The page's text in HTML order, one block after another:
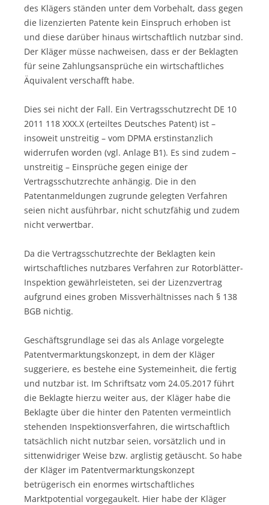
des Klägers ständen unter dem Vorbehalt, dass gegen
die lizenzierten Patente kein Einspruch erhoben ist
und diese darüber hinaus wirtschaftlich nutzbar sind.
Der Kläger müsse nachweisen, dass er der Beklagten
für seine Zahlungsansprüche ein wirtschaftliches
Äquivalent verschafft habe.
Dies sei nicht der Fall. Ein Vertragsschutzrecht DE 10
2011 118 XXX.X (erteiltes Deutsches Patent) ist –
insoweit unstreitig – vom DPMA erstinstanzlich
widerrufen worden (vgl. Anlage B1). Es sind zudem –
unstreitig – Einsprüche gegen einige der
Vertragsschutzrechte anhängig. Die in den
Patentanmeldungen zugrunde gelegten Verfahren
seien nicht ausführbar, nicht schutzfähig und zudem
nicht verwertbar.
Da die Vertragsschutzrechte der Beklagten kein
wirtschaftliches nutzbares Verfahren zur Rotorblätter-
Inspektion gewährleisteten, sei der Lizenzvertrag
aufgrund eines groben Missverhältnisses nach § 138
BGB nichtig.
Geschäftsgrundlage sei das als Anlage vorgelegte
Patentvermarktungskonzept, in dem der Kläger
suggeriere, es bestehe eine Systemeinheit, die fertig
und nutzbar ist. Im Schriftsatz vom 24.05.2017 führt
die Beklagte hierzu weiter aus, der Kläger habe die
Beklagte über die hinter den Patenten vermeintlich
stehenden Inspektionsverfahren, die wirtschaftlich
tatsächlich nicht nutzbar seien, vorsätzlich und in
sittenwidriger Weise bzw. arglistig getäuscht. So habe
der Kläger im Patentvermarktungskonzept
betrügerisch ein enormes wirtschaftliches
Marktpotential vorgegaukelt. Hier habe der Kläger